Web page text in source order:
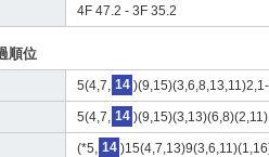
4F 47.2 - 3F 35.2
順位
5(4,7, 14
5(4,7, 14
(*5, 14